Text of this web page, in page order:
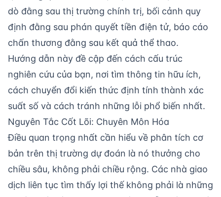
dò đằng sau thị trường chính trị, bối cảnh quy
định đằng sau phán quyết tiền điện tử, báo cáo
chấn thương đằng sau kết quả thể thao.
Hướng dẫn này đề cập đến cách cấu trúc
nghiên cứu của bạn, nơi tìm thông tin hữu ích,
cách chuyển đổi kiến thức định tính thành xác
suất số và cách tránh những lỗi phổ biến nhất.
Nguyên Tắc Cốt Lõi: Chuyên Môn Hóa
Điều quan trọng nhất cần hiểu về phân tích cơ
bản trên thị trường dự đoán là nó thưởng cho
chiều sâu, không phải chiều rộng. Các nhà giao
dịch liên tục tìm thấy lợi thế không phải là những